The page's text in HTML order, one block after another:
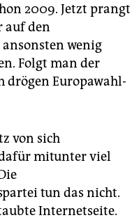
2009. Jetzt prangt
auf den
wenig
Folgt man der
drögen Europawahl-
von sich
mitunter viel
tun das nicht.
Internetseite.